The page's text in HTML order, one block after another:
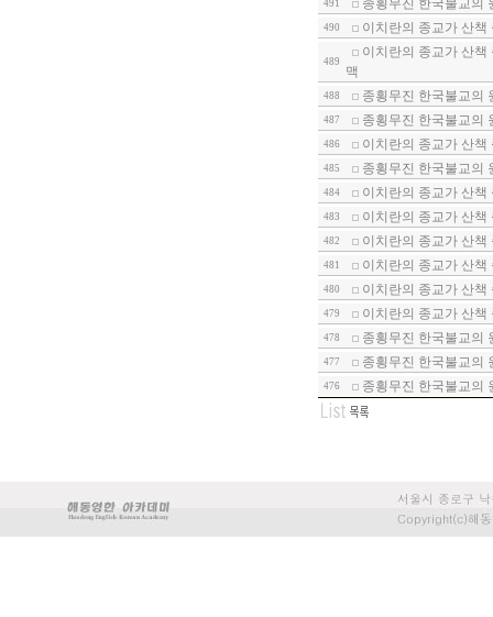
491 종횡무진 한국불교의
490 이치란의 종교가 산책
489
이치란의 종교가 산
맥
488 종횡무진 한국불교의
487 종횡무진 한국불교의
486 이치란의 종교가 산책
485 종횡무진 한국불교의
484 이치란의 종교가 산
483 이치란의 종교가 산
482 이치란의 종교가 산
481 이치란의 종교가 산
480 이치란의 종교가 산
479 이치란의 종교가 산
478 종횡무진 한국불교의
477 종횡무진 한국불교의
476 종횡무진 한국불교의